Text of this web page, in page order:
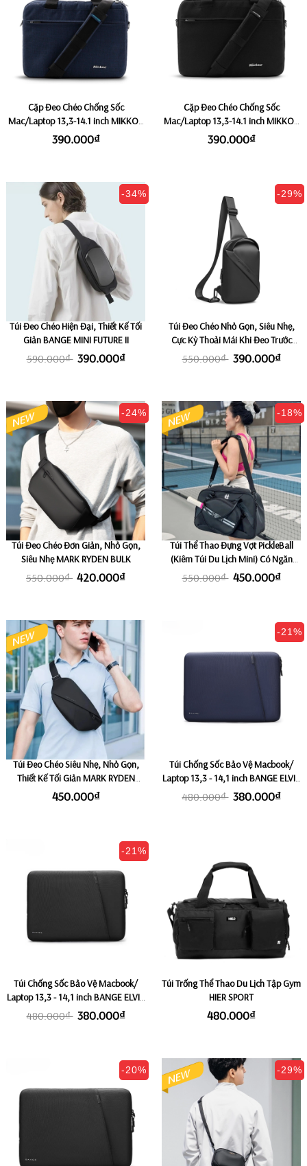
Cặp Đeo Chéo Chống Sốc
Mac/Laptop 13,3-14.1 inch MIKKOR
THE ARCHILLES - Navy
390.000₫
Cặp Đeo Chéo Chống Sốc
Mac/Laptop 13,3-14.1 inch MIKKOR
THE ARCHILLES - Black
390.000₫
-34%
Túi Đeo Chéo Hiện Đại, Thiết Kế Tối
Giản BANGE MINI FUTURE II
590.000₫ 390.000₫
-29%
Túi Đeo Chéo Nhỏ Gọn, Siêu Nhẹ,
Cực Kỳ Thoải Mái Khi Đeo Trước
Ngực MARK RYDEN CLEAR
550.000₫ 390.000₫
-24%
Túi Đeo Chéo Đơn Giản, Nhỏ Gọn,
Siêu Nhẹ MARK RYDEN BULK
550.000₫ 420.000₫
-18%
Túi Thể Thao Đựng Vợt PickleBall
(Kiêm Túi Du Lịch Mini) Có Ngăn
Giày Riêng HIER 2 in 1
550.000₫ 450.000₫
Túi Đeo Chéo Siêu Nhẹ, Nhỏ Gọn,
Thiết Kế Tối Giản MARK RYDEN
SECRET
450.000₫
-21%
Túi Chống Sốc Bảo Vệ Macbook/
Laptop 13,3 - 14,1 inch BANGE ELVIS
- BLUE
480.000₫ 380.000₫
-21%
Túi Chống Sốc Bảo Vệ Macbook/
Laptop 13,3 - 14,1 inch BANGE ELVIS
- BLACK
480.000₫ 380.000₫
Túi Trống Thể Thao Du Lịch Tập Gym
HIER SPORT
480.000₫
-20% -29%